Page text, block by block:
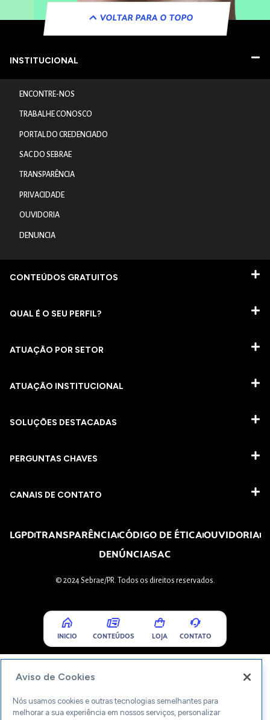
VOLTAR PARA O TOPO
INSTITUCIONAL
ENCONTRE-NOS
TRABALHE CONOSCO
PORTAL DO CREDENCIADO
SAC DO SEBRAE
TRANSPARÊNCIA
PRIVACIDADE
OUVIDORIA
DENUNCIA
CONTEÚDOS GRATUITOS
QUAL É O SEU PERFIL?
ATUAÇÃO POR SETOR
ATUAÇÃO INSTITUCIONAL
SOLUÇÕES DESTACADAS
PERGUNTAS CHAVES​
CANAIS DE CONTATO
LGPDTRANSPARÊNCIACÓDIGO DE ÉTICAOUVIDORIA
DENÚNCIASAC
© 2024 Sebrae/PR. Todos os direitos reservados.
INICIO CONTEÚDOS LOJA CONTATO
Aviso de Cookies
Nós usamos cookies e outras tecnologias semelhantes para
melhorar a sua experiência em nossos serviços, personalizar